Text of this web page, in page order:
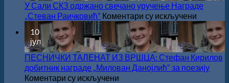
У Сали СКЗ одржано свечано уручење Награде
„Стеван Раичковић” Коментари су искључени
У
Сали
СКЗ
одржано
свечано
10
јул
ПЕСНИЧКИ ТАЛЕНАТ ИЗ ВРШЦА: Стефан Кирилов
добитник награде „Милован Данојлић“ за поезију
Коментари су искључени